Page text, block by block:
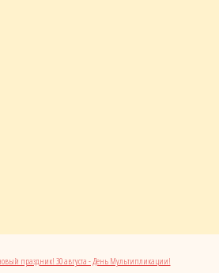
праздник! 30 августа - День Мультипликации!